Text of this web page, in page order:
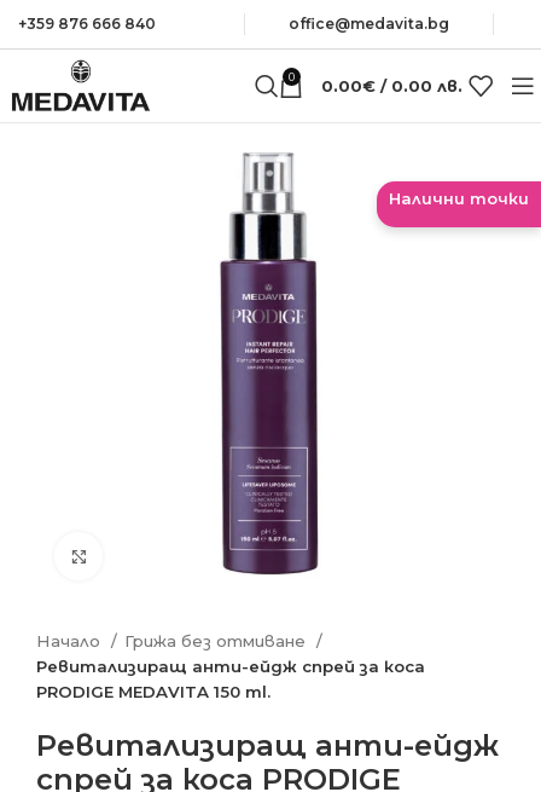
+359 876 666 840 оffice@medavita.bg
0 0.00€ / 0.00 лв.
Click to enlarge
Начало
Грижа без отмиване
Ревитализиращ анти-ейдж спрей за коса
PRODIGE MEDAVITA 150 ml.
Ревитализиращ анти-ейдж
спрей за коса PRODIGE
Налични точки